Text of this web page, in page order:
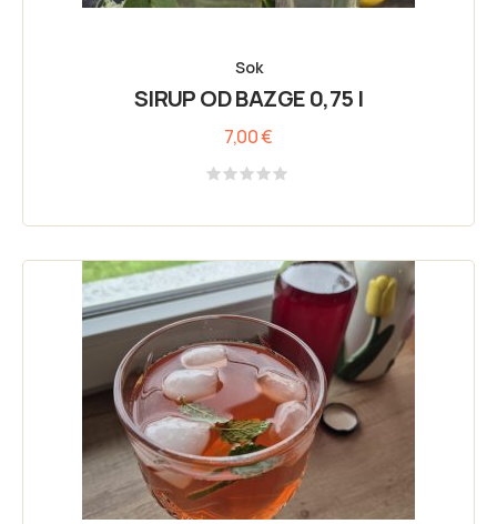
Sok
SIRUP OD BAZGE 0,75 l
7,00€
out
5